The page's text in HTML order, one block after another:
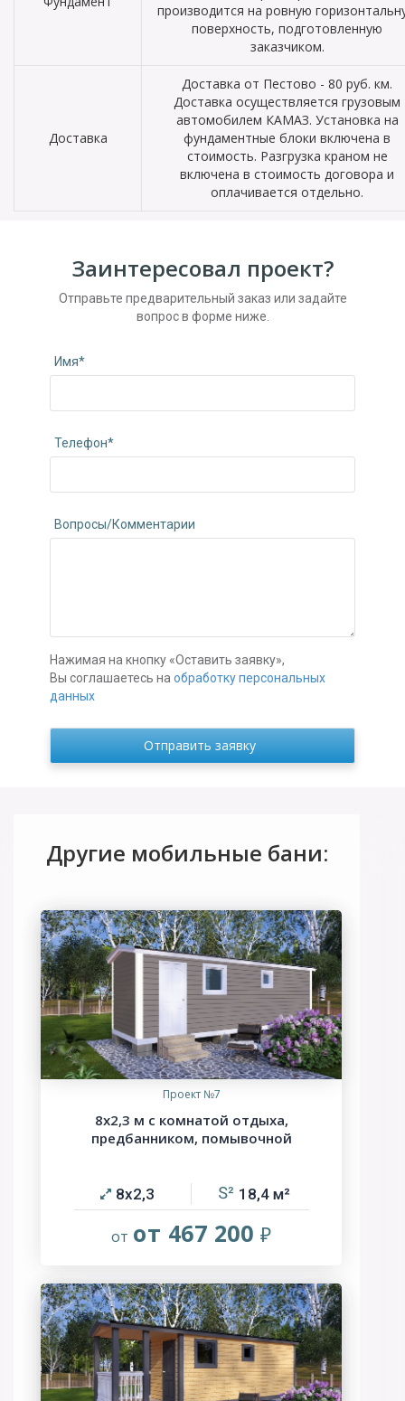
производится на ровную
поверхность, подготовленную
заказчиком.
Доставка
Доставка от Пестово - 80 руб. км.
Доставка осуществляется грузовым
автомобилем КАМАЗ. Установка на
фундаментные блоки включена в
стоимость. Разгрузка краном не
включена в стоимость договора и
оплачивается отдельно.
Заинтересовал проект?
Отправьте предварительный заказ или задайте
вопрос в форме ниже.
Имя*
Телефон*
Вопросы/Комментарии
Нажимая на кнопку «Оставить заявку»,
Вы соглашаетесь на обработку персональных
данных
Другие мобильные бани:
Проект №7
8х2,3 м с комнатой отдыха,
предбанником, помывочной
8х2,3 18,4
от 467 200